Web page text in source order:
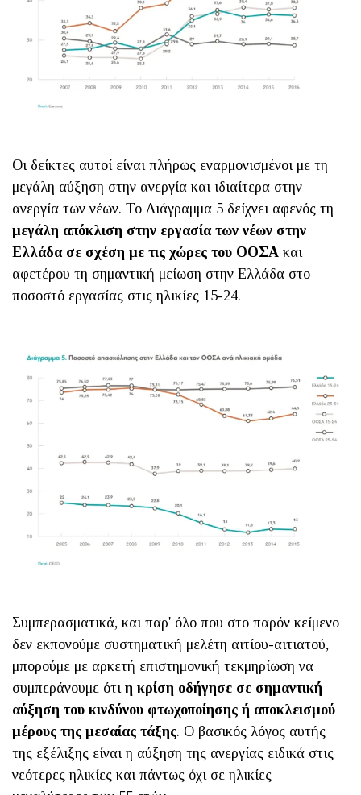
Οι δείκτες αυτοί είναι πλήρως εναρμονισμένοι με τη
μεγάλη αύξηση στην ανεργία και ιδιαίτερα στην
ανεργία των νέων. Το Διάγραμμα 5 δείχνει αφενός τη
μεγάλη απόκλιση στην εργασία των νέων στην
Ελλάδα σε σχέση με τις χώρες του ΟΟΣΑ και
αφετέρου τη σημαντική μείωση στην Ελλάδα στο
ποσοστό εργασίας στις ηλικίες 15-24.
Συμπερασματικά, και παρ' όλο που στο παρόν κείμενο
δεν εκπονούμε συστηματική μελέτη αιτίου-αιτιατού,
μπορούμε με αρκετή επιστημονική τεκμηρίωση να
συμπεράνουμε ότι η κρίση οδήγησε σε σημαντική
αύξηση του κινδύνου φτωχοποίησης ή αποκλεισμού
μέρους της μεσαίας τάξης. Ο βασικός λόγος αυτής
της εξέλιξης είναι η αύξηση της ανεργίας ειδικά στις
νεότερες ηλικίες και πάντως όχι σε ηλικίες